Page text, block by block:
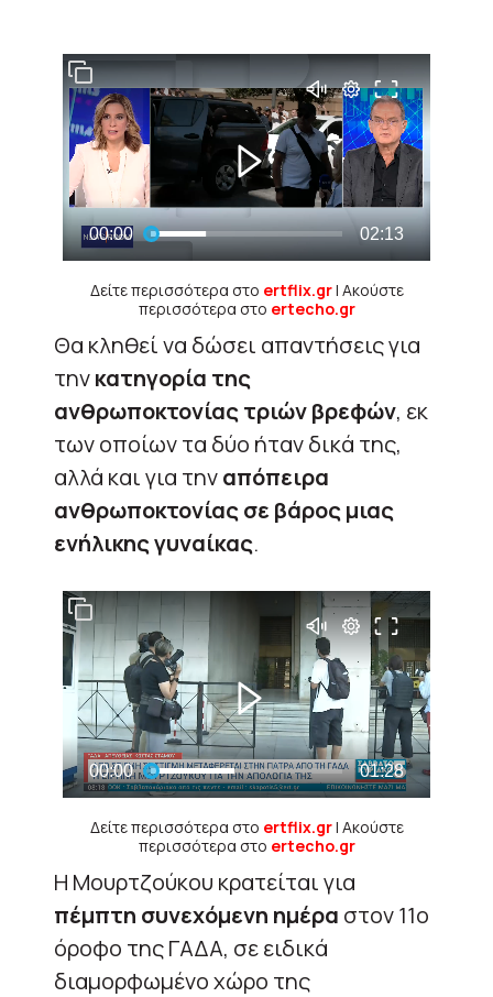
Δείτε περισσότερα στο ertflix.gr| Ακούστε
περισσότερα στο ertecho.gr
Θα κληθεί να δώσει απαντήσεις για
τηνκατηγορία της
ανθρωποκτονίας τριών βρεφών, εκ
των οποίων τα δύο ήταν δικά της,
αλλά και για τηναπόπειρα
ανθρωποκτονίας σε βάρος μιας
ενήλικης γυναίκας.
Δείτε περισσότερα στο ertflix.gr| Ακούστε
περισσότερα στο ertecho.gr
Η Μουρτζούκου κρατείται για
πέμπτη συνεχόμενη ημέρα στον 11ο
όροφο της ΓΑΔΑ, σε ειδικά
διαμορφωμένο χώρο της